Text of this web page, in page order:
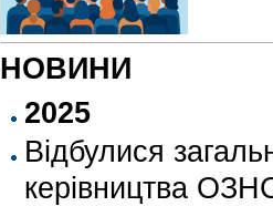
НОВИНИ
2025
Відбулися
керівництва